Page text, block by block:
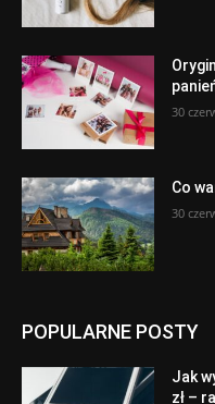
30
Co
30
POPULARNE POSTY
Jak
zł –